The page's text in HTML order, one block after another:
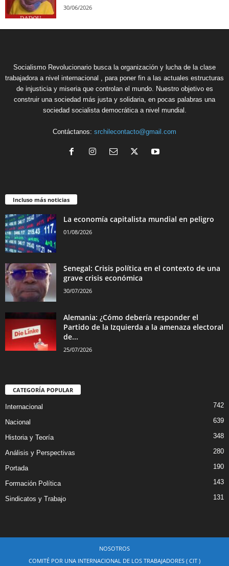
30/06/2026
Socialismo Revolucionario busca la organización y lucha de la clase
trabajadora a nivel internacional , para poner fin a las actuales estructuras
de injusticia y miseria que controlan el mundo. Nuestro objetivo es
construir una sociedad más justa y solidaria, en pocas palabras una
sociedad socialista democrática a nivel mundial.
Contáctanos: srchilecontacto@gmail.com
Incluso más noticias
La economía capitalista mundial en peligro
01/08/2026
Senegal: Crisis política en el contexto de una
grave crisis económica
30/07/2026
Alemania: ¿Cómo debería responder el
Partido de la Izquierda a la amenaza electoral
de...
25/07/2026
CATEGORÍA POPULAR
Internacional 742
Nacional 639
Historia y Teoría 348
Análisis y Perspectivas 280
Portada 190
Formación Política 143
Sindicatos y Trabajo 131
NOSOTROS
COMITÉ POR UNA INTERNACIONAL DE LOS TRABAJADORES ( CIT )